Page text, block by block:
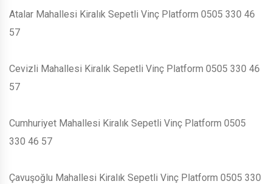
Atalar Mahallesi Kiralık Sepetli Vinç Platform 0505 330 46
57
Cevizli Mahallesi Kiralık Sepetli Vinç Platform 0505 330 46
57
Cumhuriyet Mahallesi Kiralık Sepetli Vinç Platform 0505
330 46 57
Çavuşoğlu Mahallesi Kiralık Sepetli Vinç Platform 0505 330